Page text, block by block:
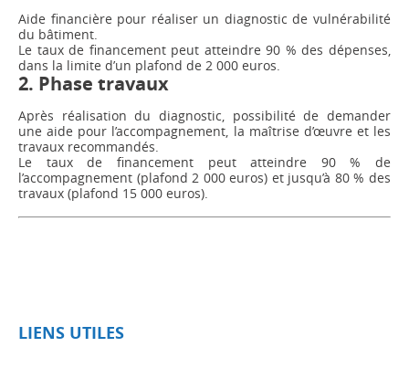
Aide financière pour réaliser un diagnostic de vulnérabilité
du bâtiment.
Le taux de financement peut atteindre 90 % des dépenses,
dans la limite d’un plafond de 2 000 euros.
2. Phase travaux
Après réalisation du diagnostic, possibilité de demander
une aide pour l’accompagnement, la maîtrise d’œuvre et les
travaux recommandés.
Le taux de financement peut atteindre 90 % de
l’accompagnement (plafond 2 000 euros) et jusqu’à 80 % des
travaux (plafond 15 000 euros).
LIENS UTILES